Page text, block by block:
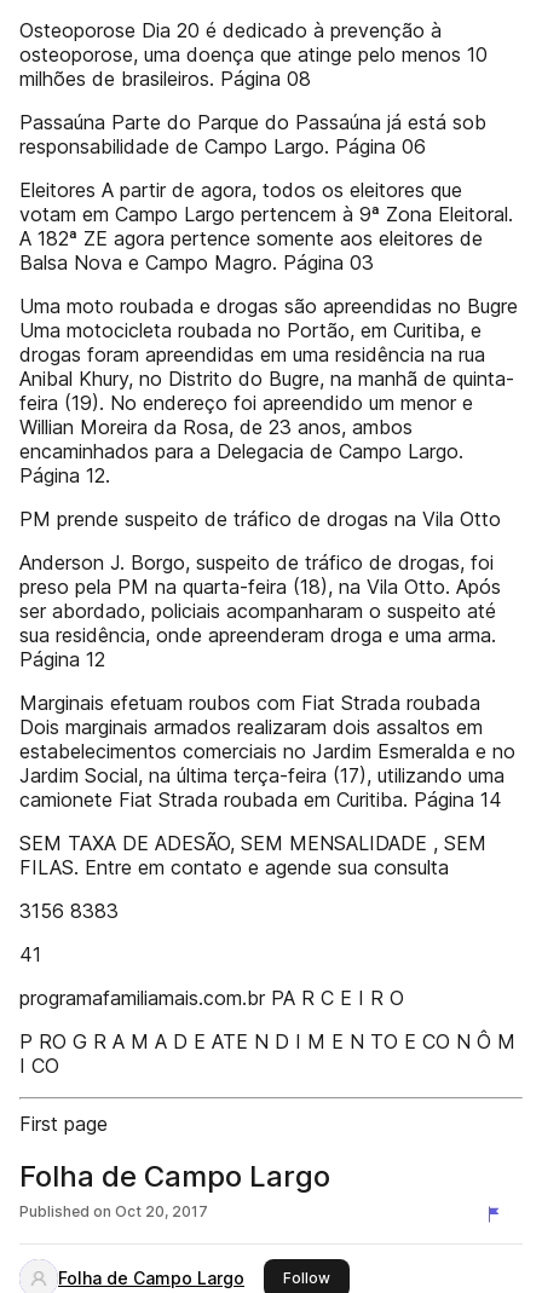
Osteoporose Dia 20 é dedicado à prevenção à
osteoporose, uma doença que atinge pelo menos 10
milhões de brasileiros. Página 08
Passaúna Parte do Parque do Passaúna já está sob
responsabilidade de Campo Largo. Página 06
Eleitores A partir de agora, todos os eleitores que
votam em Campo Largo pertencem à 9ª Zona Eleitoral.
A 182ª ZE agora pertence somente aos eleitores de
Balsa Nova e Campo Magro. Página 03
Uma moto roubada e drogas são apreendidas no Bugre
Uma motocicleta roubada no Portão, em Curitiba, e
drogas foram apreendidas em uma residência na rua
Anibal Khury, no Distrito do Bugre, na manhã de quinta-
feira (19). No endereço foi apreendido um menor e
Willian Moreira da Rosa, de 23 anos, ambos
encaminhados para a Delegacia de Campo Largo.
Página 12.
PM prende suspeito de tráfico de drogas na Vila Otto
Anderson J. Borgo, suspeito de tráfico de drogas, foi
preso pela PM na quarta-feira (18), na Vila Otto. Após
ser abordado, policiais acompanharam o suspeito até
sua residência, onde apreenderam droga e uma arma.
Página 12
Marginais efetuam roubos com Fiat Strada roubada
Dois marginais armados realizaram dois assaltos em
estabelecimentos comerciais no Jardim Esmeralda e no
Jardim Social, na última terça-feira (17), utilizando uma
camionete Fiat Strada roubada em Curitiba. Página 14
SEM TAXA DE ADESÃO, SEM MENSALIDADE , SEM
FILAS. Entre em contato e agende sua consulta
3156 8383
41
programafamiliamais.com.br PA R C E I R O
P RO G R A M A D E ATE N D I M E N TO E CO N Ô M
I CO
First page
Folha de Campo Largo
Published on Oct 20, 2017
Folha de Campo Largo Followthis publisher